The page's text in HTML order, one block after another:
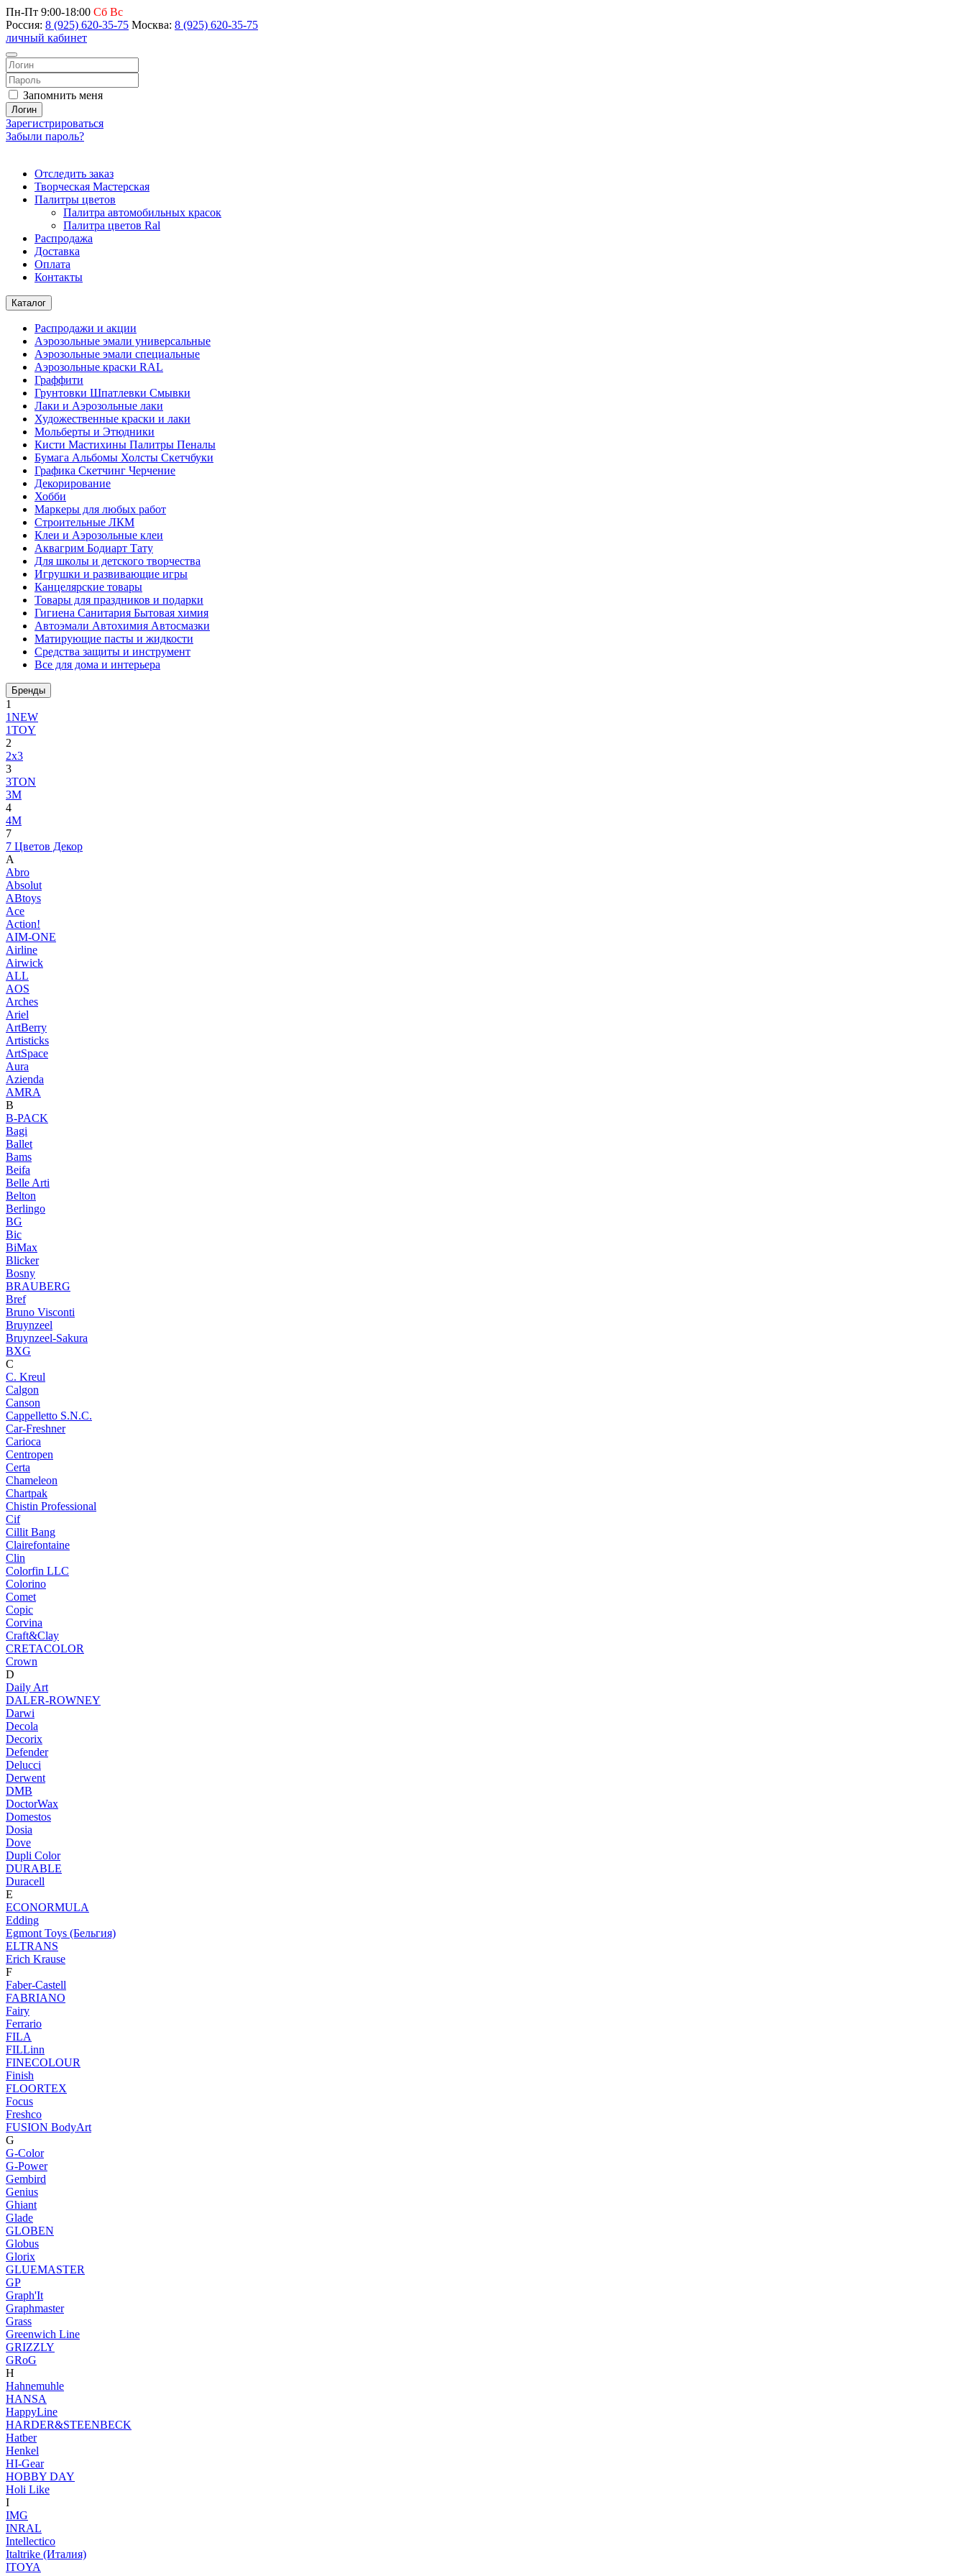
Пн-Пт 9:00-18:00 Сб Вс
Россия: 8 (925) 620-35-75 Москва: 8 (925) 620-35-75
личный кабинет
Запомнить меня
Логин
Зарегистрироваться
Забыли пароль?
Отследить заказ
Творческая Мастерская
Палитры цветов
Палитра автомобильных красок
Палитра цветов Ral
Распродажа
Доставка
Оплата
Контакты
Каталог
Распродажи и акции
Аэрозольные эмали универсальные
Аэрозольные эмали специальные
Аэрозольные краски RAL
Граффити
Грунтовки Шпатлевки Смывки
Лаки и Аэрозольные лаки
Художественные краски и лаки
Мольберты и Этюдники
Кисти Мастихины Палитры Пеналы
Бумага Альбомы Холсты Скетчбуки
Графика Скетчинг Черчение
Декорирование
Хобби
Маркеры для любых работ
Строительные ЛКМ
Клеи и Аэрозольные клеи
Аквагрим Бодиарт Тату
Для школы и детского творчества
Игрушки и развивающие игры
Канцелярские товары
Товары для праздников и подарки
Гигиена Санитария Бытовая химия
Автоэмали Автохимия Автосмазки
Матирующие пасты и жидкости
Средства защиты и инструмент
Все для дома и интерьера
Бренды
1
1NEW
1TOY
2
2x3
3
3TON
3М
4
4M
7
7 Цветов Декор
A
Abro
Absolut
ABtoys
Ace
Action!
AIM-ONE
Airline
Airwick
ALL
AOS
Arches
Ariel
ArtBerry
Artisticks
ArtSpace
Aura
Azienda
AМRA
B
B-PACK
Bagi
Ballet
Bams
Beifa
Belle Arti
Belton
Berlingo
BG
Bic
BiMax
Blicker
Bosny
BRAUBERG
Bref
Bruno Visconti
Bruynzeel
Bruynzeel-Sakura
BXG
C
C. Kreul
Calgon
Canson
Cappelletto S.N.C.
Car-Freshner
Carioca
Centropen
Certa
Chameleon
Chartpak
Chistin Professional
Cif
Cillit Bang
Clairefontaine
Clin
Colorfin LLC
Colorino
Comet
Copic
Corvina
Craft&Clay
CRETACOLOR
Crown
D
Daily Art
DALER-ROWNEY
Darwi
Decola
Decorix
Defender
Delucci
Derwent
DMB
DoctorWax
Domestos
Dosia
Dove
Dupli Color
DURABLE
Duracell
E
ECONORMULA
Edding
Egmont Toys (Бельгия)
ELTRANS
Erich Krause
F
Faber-Castell
FABRIANO
Fairy
Ferrario
FILA
FILLinn
FINECOLOUR
Finish
FLOORTEX
Focus
Freshco
FUSION BodyArt
G
G-Color
G-Power
Gembird
Genius
Ghiant
Glade
GLOBEN
Globus
Glorix
GLUEMASTER
GP
Graph'It
Graphmaster
Grass
Greenwich Line
GRIZZLY
GRoG
H
Hahnemuhle
HANSA
HappyLine
HARDER&STEENBECK
Hatber
Henkel
HI-Gear
HOBBY DAY
Holi Like
I
IMG
INRAL
Intellectico
Italtrike (Италия)
ITOYA